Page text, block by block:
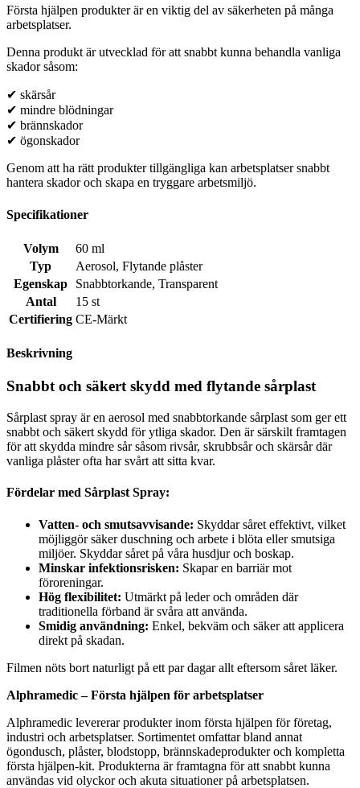
Första hjälpen produkter är en viktig del av säkerheten på många
arbetsplatser.
Denna produkt är utvecklad för att snabbt kunna behandla vanliga
skador såsom:
✔ skärsår
✔ mindre blödningar
✔ brännskador
✔ ögonskador
Genom att ha rätt produkter tillgängliga kan arbetsplatser snabbt
hantera skador och skapa en tryggare arbetsmiljö.
Specifikationer
Volym
60 ml
Typ
Aerosol, Flytande plåster
Egenskap
Snabbtorkande, Transparent
Antal
15 st
Certifiering CE-Märkt
Beskrivning
Snabbt och säkert skydd med flytande sårplast
Sårplast spray är en aerosol med snabbtorkande sårplast som ger ett
snabbt och säkert skydd för ytliga skador. Den är särskilt framtagen
för att skydda mindre sår såsom rivsår, skrubbsår och skärsår där
vanliga plåster ofta har svårt att sitta kvar.
Fördelar med Sårplast Spray:
Vatten- och smutsavvisande: Skyddar såret effektivt, vilket
möjliggör säker duschning och arbete i blöta eller smutsiga
miljöer. Skyddar såret på våra husdjur och boskap.
Minskar infektionsrisken: Skapar en barriär mot
föroreningar.
Hög flexibilitet: Utmärkt på leder och områden där
traditionella förband är svåra att använda.
Smidig användning: Enkel, bekväm och säker att applicera
direkt på skadan.
Filmen nöts bort naturligt på ett par dagar allt eftersom såret läker.
Alphramedic – Första hjälpen för arbetsplatser
Alphramedic levererar produkter inom första hjälpen för företag,
industri och arbetsplatser. Sortimentet omfattar bland annat
ögondusch, plåster, blodstopp, brännskadeprodukter och kompletta
första hjälpen-kit. Produkterna är framtagna för att snabbt kunna
användas vid olyckor och akuta situationer på arbetsplatsen.